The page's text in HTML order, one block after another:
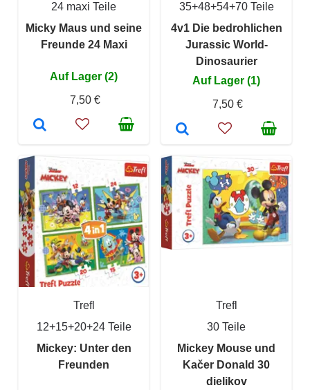
24 maxi Teile
Micky Maus und seine
Freunde 24 Maxi
Auf Lager (2)
7,50 €
35+48+54+70 Teile
4v1 Die bedrohlichen
Jurassic World-
Dinosaurier
Auf Lager (1)
7,50 €
Trefl
12+15+20+24 Teile
Mickey: Unter den
Freunden
Trefl
30 Teile
Mickey Mouse und
Kačer Donald 30
dielikov